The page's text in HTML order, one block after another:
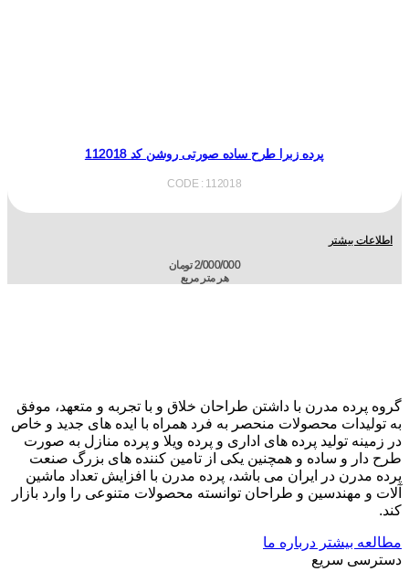
پرده زبرا طرح ساده صورتی روشن کد 112018
CODE : 112018
اطلاعات بیشتر
2/000/000تومان
هر متر مربع
گروه پرده مدرن با داشتن طراحان خلاق و با تجربه و متعهد، موفق
به تولیدات محصولات منحصر به فرد همراه با ایده های جدید و خاص
در زمینه تولید پرده های اداری و پرده ویلا و پرده منازل به صورت
طرح دار و ساده و همچنین یکی از تامین کننده های بزرگ صنعت
پرده مدرن در ایران می باشد، پرده مدرن با افزایش تعداد ماشین
آلات و مهندسین و طراحان توانسته محصولات متنوعی را وارد بازار
کند.
مطالعه بیشتر درباره ما
دسترسی سریع